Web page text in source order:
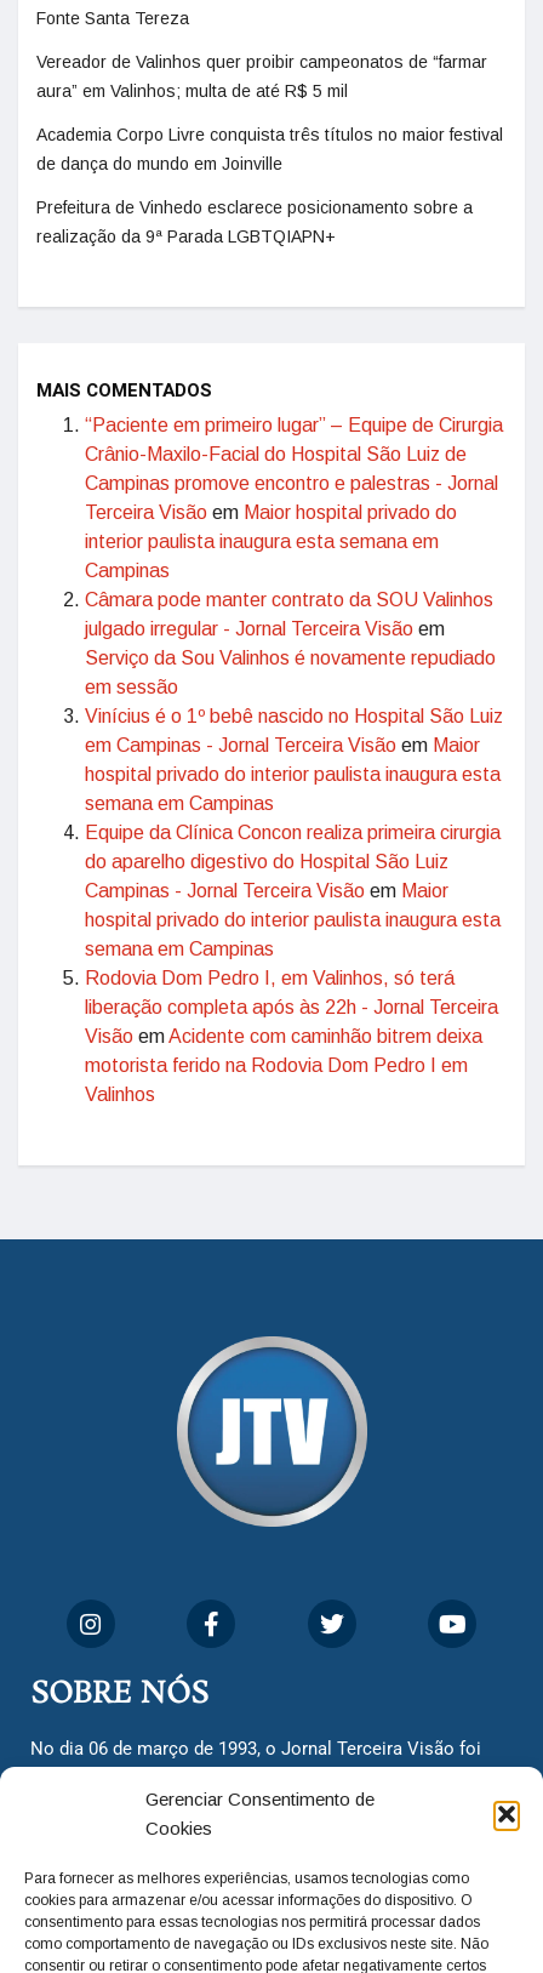
Gerenciar Consentimento de
Cookies
Para fornecer as melhores experiências, usamos tecnologias como
cookies para armazenar e/ou acessar informações do dispositivo. O
consentimento para essas tecnologias nos permitirá processar dados
como comportamento de navegação ou IDs exclusivos neste site. Não
consentir ou retirar o consentimento pode afetar negativamente certos
Fonte Santa Tereza
Vereador de Valinhos quer proibir campeonatos de “farmar
aura” em Valinhos; multa de até R$ 5 mil
Academia Corpo Livre conquista três títulos no maior festival
de dança do mundo em Joinville
Prefeitura de Vinhedo esclarece posicionamento sobre a
realização da 9ª Parada LGBTQIAPN+
MAIS COMENTADOS
“Paciente em primeiro lugar” – Equipe de Cirurgia
Crânio-Maxilo-Facial do Hospital São Luiz de
Campinas promove encontro e palestras - Jornal
Terceira Visão em Maior hospital privado do
interior paulista inaugura esta semana em
Campinas
Câmara pode manter contrato da SOU Valinhos
julgado irregular - Jornal Terceira Visão em
Serviço da Sou Valinhos é novamente repudiado
em sessão
Vinícius é o 1º bebê nascido no Hospital São Luiz
em Campinas - Jornal Terceira Visão em Maior
hospital privado do interior paulista inaugura esta
semana em Campinas
Equipe da Clínica Concon realiza primeira cirurgia
do aparelho digestivo do Hospital São Luiz
Campinas - Jornal Terceira Visão em Maior
hospital privado do interior paulista inaugura esta
semana em Campinas
Rodovia Dom Pedro I, em Valinhos, só terá
liberação completa após às 22h - Jornal Terceira
Visão emAcidente com caminhão bitrem deixa
motorista ferido na Rodovia Dom Pedro I em
Valinhos
SOBRE NÓS
No dia 06 de março de 1993, o Jornal Terceira Visão foi
cidadãos valinhenses, já que naquela época só existiam
dois jornais. Há mais de 30 anos, o jornal continua
com o foco de trazer as melhores notícias. Nunca
deixamos de lado as necessidades do cidadão, sempre
questionando os órgãos públicos em busca de melhorias